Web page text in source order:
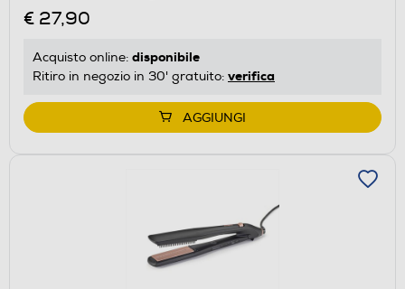
€ 27,90
Acquisto online: disponibile
Ritiro in negozio in 30' gratuito: verifica
AGGIUNGI